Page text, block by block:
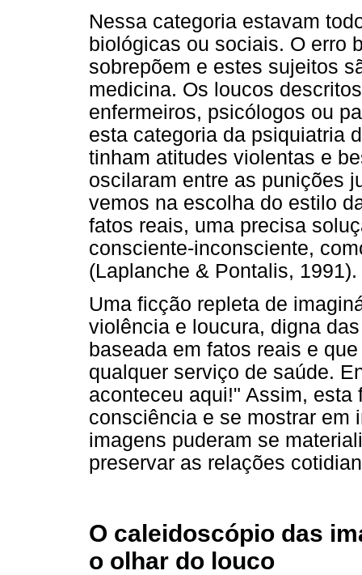
Nessa categoria estavam
biológicas ou sociais. O erro
sobrepõem e estes sujeitos
medicina. Os loucos
enfermeiros, psicólogos ou
esta categoria da psiquiatria
tinham atitudes violentas e
oscilaram entre as punições
vemos na escolha do estilo
fatos reais, uma precisa
consciente-inconsciente,
(Laplanche & Pontalis, 1991).
Uma ficção repleta de
violência e loucura, digna
baseada em fatos reais e
qualquer serviço de saúde.
aconteceu aqui!" Assim,
consciência e se mostrar em
imagens puderam se
preservar as relações
O caleidoscópio das
o olhar do louco